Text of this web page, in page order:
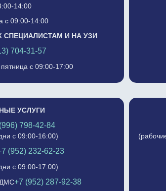
14:00
с 09:00-14:00
СПЕЦИАЛИСТАМ И НА УЗИ
704-31-57
с 09:00-17:00
УСЛУГИ
798-42-84
с 09:00-16:00)
(952) 232-62-23
с 09:00-17:00)
+7 (952) 287-92-38